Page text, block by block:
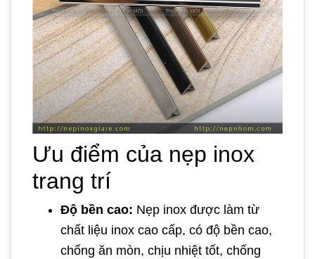
Ưu điểm của nẹp inox
trang trí
Độ bền cao: Nẹp inox được làm từ
chất liệu inox cao cấp, có độ bền cao,
chống ăn mòn, chịu nhiệt tốt, chống